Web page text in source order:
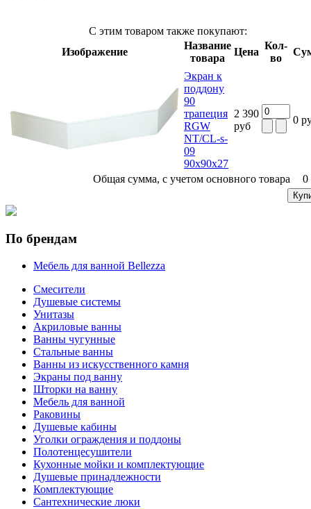
С этим товаром также покупают:
Изображение
Название
товара
Цена
Кол-
во
Экран к
поддону
90
трапеция
RGW
NT/CL-s-
09
90x90x27
2 390
руб
0
Общая сумма, с учетом основного товара 0
По брендам
Мебель для ванной Bellezza
Смесители
Душевые системы
Унитазы
Акриловые ванны
Ванны чугунные
Стальные ванны
Ванны из искусственного камня
Экраны под ванну
Шторки на ванну
Мебель для ванной
Раковины
Душевые кабины
Уголки ограждения и поддоны
Полотенцесушители
Кухонные мойки и комплектующие
Душевые принадлежности
Комплектующие
Сантехнические люки